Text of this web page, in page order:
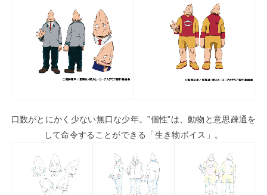
口数がとにかく少ない無口な少年。”個性”は、動物と意思疎通を
して命令することができる「生き物ボイス」。